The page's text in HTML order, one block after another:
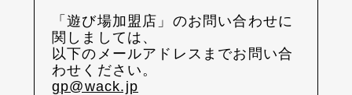
「遊び場加盟店」のお問い合わせに
関しましては、
以下のメールアドレスまでお問い合
わせください。
gp@wack.jp